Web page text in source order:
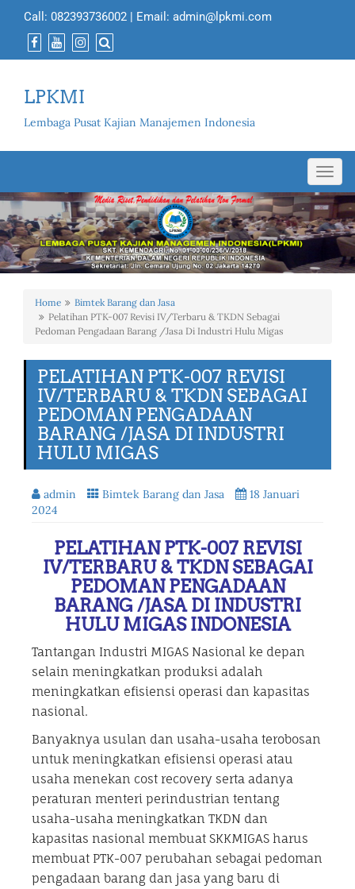
Call: 082393736002 | Email: admin@lpkmi.com
LPKMI
Lembaga Pusat Kajian Manajemen Indonesia
Home
Bimtek Barang dan Jasa
Pelatihan PTK-007 Revisi IV/Terbaru & TKDN Sebagai
Pedoman Pengadaan Barang /Jasa Di Industri Hulu Migas
PELATIHAN PTK-007 REVISI
IV/TERBARU & TKDN SEBAGAI
PEDOMAN PENGADAAN
BARANG /JASA DI INDUSTRI
HULU MIGAS
admin Bimtek Barang dan Jasa
18 Januari
2024
PELATIHAN PTK-007 REVISI
IV/TERBARU & TKDN SEBAGAI
PEDOMAN PENGADAAN
BARANG /JASA DI INDUSTRI
HULU MIGAS INDONESIA
Tantangan Industri MIGAS Nasional ke depan
selain meningkatkan produksi adalah
meningkatkan efisiensi operasi dan kapasitas
nasional.
Banyaknya usulan dan usaha-usaha terobosan
untuk meningkatkan efisiensi operasi atau
usaha menekan cost recovery serta adanya
peraturan menteri perindustrian tentang
usaha-usaha meningkatkan TKDN dan
kapasitas nasional membuat SKKMIGAS harus
membuat PTK-007 perubahan sebagai pedoman
pengadaan barang dan jasa yang baru di